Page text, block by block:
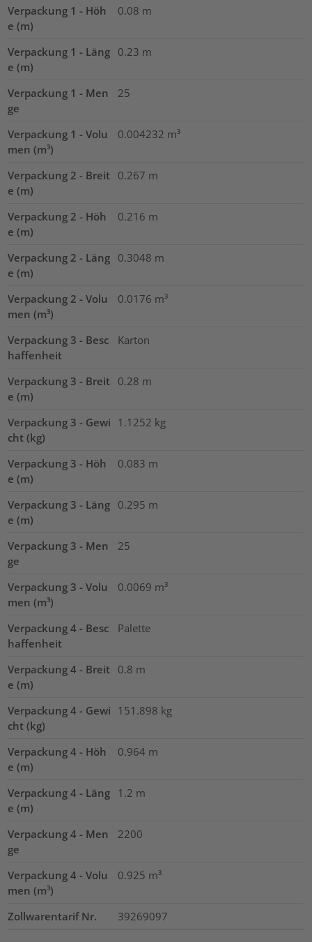
Verpackung 1 - Höh
e (m)
0.08 m
Verpackung 1 - Läng
e (m)
0.23 m
Verpackung 1 - Men
ge
25
Verpackung 1 - Volu
men (m³)
0.004232 m³
Verpackung 2 - Breit
e (m)
0.267 m
Verpackung 2 - Höh
e (m)
0.216 m
Verpackung 2 - Läng
e (m)
0.3048 m
Verpackung 2 - Volu
men (m³)
0.0176 m³
Verpackung 3 - Besc
haffenheit
Karton
Verpackung 3 - Breit
e (m)
0.28 m
Verpackung 3 - Gewi
cht (kg)
1.1252 kg
Verpackung 3 - Höh
e (m)
0.083 m
Verpackung 3 - Läng
e (m)
0.295 m
Verpackung 3 - Men
ge
25
Verpackung 3 - Volu
men (m³)
0.0069 m³
Verpackung 4 - Besc
haffenheit
Palette
Verpackung 4 - Breit
e (m)
0.8 m
Verpackung 4 - Gewi
cht (kg)
151.898 kg
Verpackung 4 - Höh
e (m)
0.964 m
Verpackung 4 - Läng
e (m)
1.2 m
Verpackung 4 - Men
ge
2200
Verpackung 4 - Volu
men (m³)
0.925 m³
Zollwarentarif Nr. 39269097